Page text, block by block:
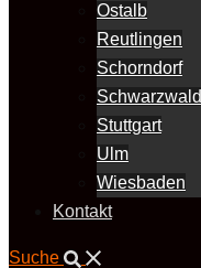
Ostalb
Reutlingen
Schorndorf
Schwarzwald
Stuttgart
Ulm
Wiesbaden
Kontakt
Suche